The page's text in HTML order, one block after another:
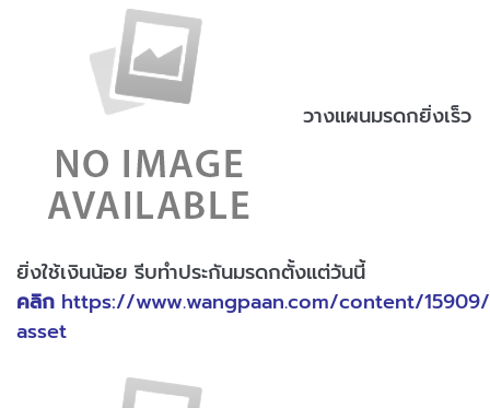
วางแผนมรดกยิ่งเร็ว
ยิ่งใช้เงินน้อย รีบทำประกันมรดกตั้งแต่วันนี้
คลิก https://www.wangpaan.com/content/
asset